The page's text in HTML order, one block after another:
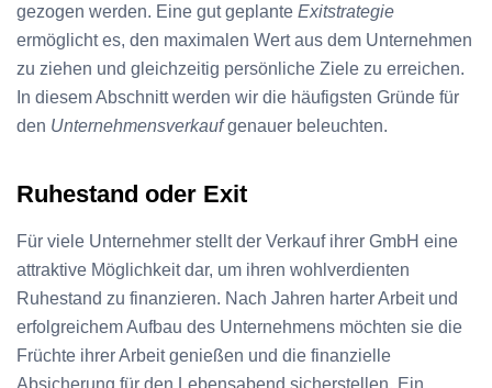
gezogen werden. Eine gut geplante Exitstrategie
ermöglicht es, den maximalen Wert aus dem Unternehmen
zu ziehen und gleichzeitig persönliche Ziele zu erreichen.
In diesem Abschnitt werden wir die häufigsten Gründe für
den Unternehmensverkaufgenauer beleuchten.
Ruhestand oder Exit
Für viele Unternehmer stellt der Verkauf ihrer GmbH eine
attraktive Möglichkeit dar, um ihren wohlverdienten
Ruhestand zu finanzieren. Nach Jahren harter Arbeit und
erfolgreichem Aufbau des Unternehmens möchten sie die
Früchte ihrer Arbeit genießen und die finanzielle